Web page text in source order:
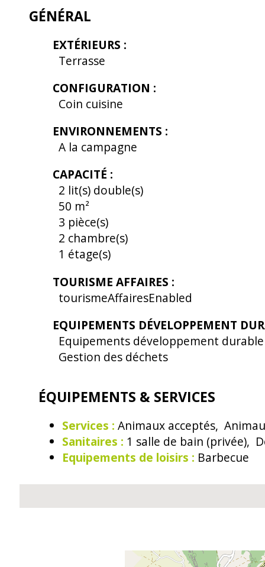
GÉNÉRAL
EXTÉRIEURS :
Terrasse
CONFIGURATION :
Coin cuisine
ENVIRONNEMENTS :
A la campagne
CAPACITÉ :
2 lit(s) double(s)
50 m²
3 pièce(s)
2 chambre(s)
1 étage(s)
TOURISME AFFAIRES :
tourismeAffairesEnabled
EQUIPEMENTS DÉVELOPPEMENT
Equipements développement durable
Gestion des déchets
ÉQUIPEMENTS & SERVICES
Services : Animaux acceptés
Sanitaires : 1 salle de bain (privée)
Equipements de loisirs : Barbecue